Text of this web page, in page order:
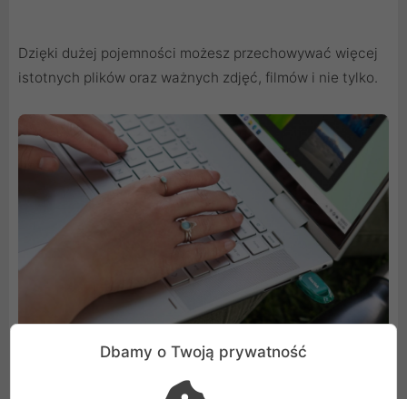
Dzięki dużej pojemności możesz przechowywać więcej
istotnych plików oraz ważnych zdjęć, filmów i nie tylko.
Dbamy o Twoją prywatność